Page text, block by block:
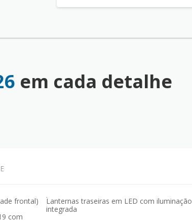
em cada detalhe
frontal)
com
Lanternas traseiras em LED com iluminação
integrada